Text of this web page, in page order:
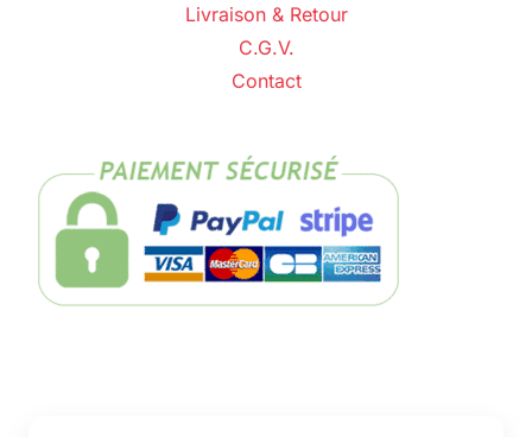
Livraison & Retour
C.G.V.
Contact